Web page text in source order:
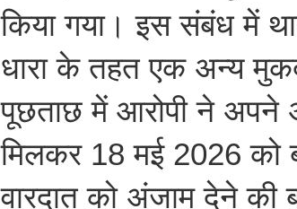
किया गया। इस संबंध में
धारा के तहत एक अन्य
पूछताछ में आरोपी ने अपने
मिलकर 18 मई 2026 को
वारदात को अंजाम देने की